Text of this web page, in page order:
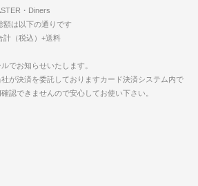
・Diners
以下の通りです
込）+送料
でお知らせいたします。
が決済を委託しておりますカード決済システム内で
認できませんので安心してお使い下さい。